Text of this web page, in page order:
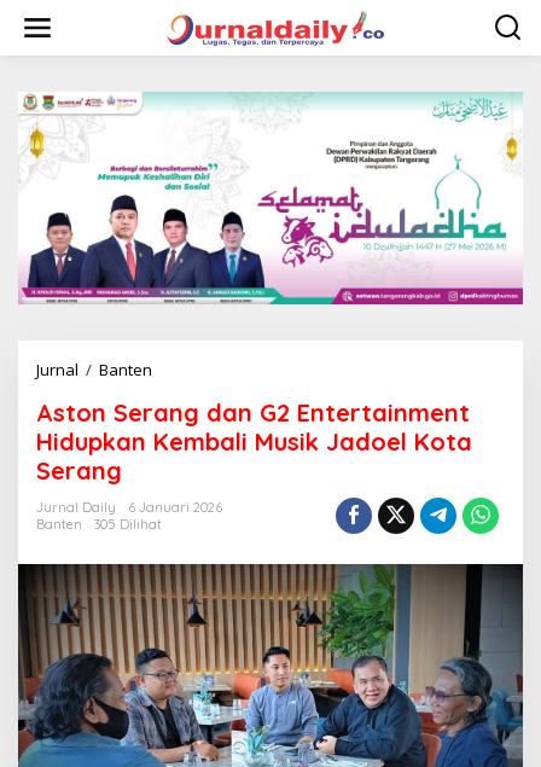
w
Jurnal / Banten
t
o
n
r
n
g
d
a
n
G
2
E
n
t
Aston Serang dan G2 Entertainment
Hidupkan Kembali Musik Jadoel Kota
Serang
Jurnal Daily
6 Januari 2026
Banten
305 Dilihat